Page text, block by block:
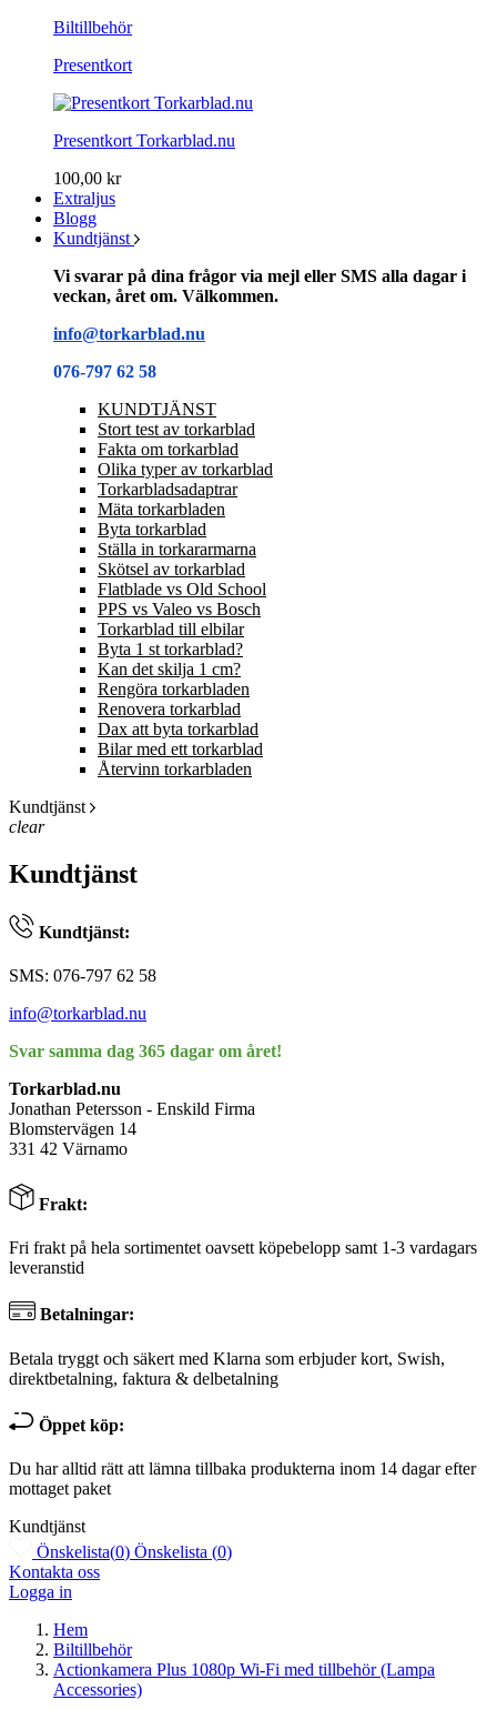
Biltillbehör
Presentkort
Presentkort Torkarblad.nu
100,00 kr
Extraljus
Blogg
Kundtjänst
Vi svarar på dina frågor via mejl eller SMS alla dagar i
veckan, året om. Välkommen.
info@torkarblad.nu
076-797 62 58
KUNDTJÄNST
Stort test av torkarblad
Fakta om torkarblad
Olika typer av torkarblad
Torkarbladsadaptrar
Mäta torkarbladen
Byta torkarblad
Ställa in torkararmarna
Skötsel av torkarblad
Flatblade vs Old School
PPS vs Valeo vs Bosch
Torkarblad till elbilar
Byta 1 st torkarblad?
Kan det skilja 1 cm?
Rengöra torkarbladen
Renovera torkarblad
Dax att byta torkarblad
Bilar med ett torkarblad
Återvinn torkarbladen
Kundtjänst
clear
Kundtjänst
Kundtjänst:
SMS: 076-797 62 58
info@torkarblad.nu
Svar samma dag 365 dagar om året!
Torkarblad.nu
Jonathan Petersson - Enskild Firma
Blomstervägen 14
331 42 Värnamo
Frakt:
Fri frakt på hela sortimentet oavsett köpebelopp samt 1-3 vardagars
leveranstid
Betalningar:
Betala tryggt och säkert med Klarna som erbjuder kort, Swish,
direktbetalning, faktura & delbetalning
Öppet köp:
Du har alltid rätt att lämna tillbaka produkterna inom 14 dagar efter
mottaget paket
Kundtjänst
Önskelista(0) Önskelista (0)
Kontakta oss
Logga in
Hem
Biltillbehör
Actionkamera Plus 1080p Wi-Fi med tillbehör (Lampa
Accessories)